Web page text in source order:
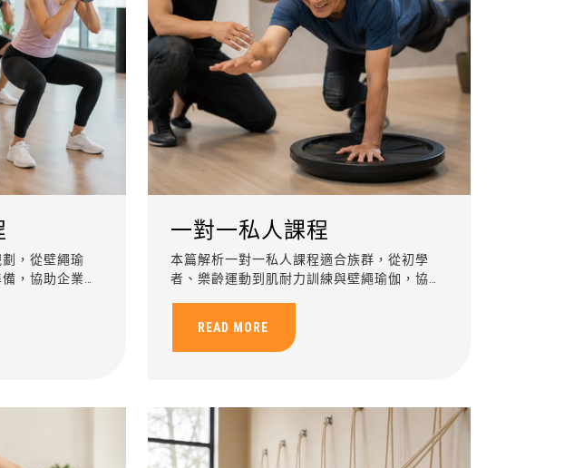
，從壁繩瑜
，協助企業提
一對一私人課程
本篇解析一對一私人課程適合族群，從初學
者、樂齡運動到肌耐力訓練與壁繩瑜伽，協助
READ MORE